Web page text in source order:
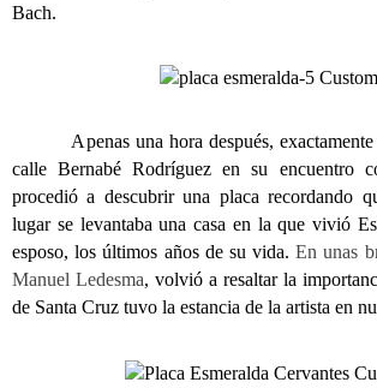
Bach.
Apenas una hora después, exactamente
calle Bernabé Rodríguez en su encuentro
procedió a descubrir una placa recordando
lugar se levantaba una casa en la que vivió
esposo, los últimos años de su vida.En unas
Manuel Ledesma, volvió a resaltar la
de Santa Cruz tuvo la estancia de la artista en